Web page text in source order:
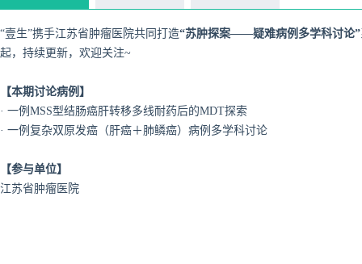
“壹生”携手江苏省肿瘤医院共同打造“苏肿探案——疑难病例多学科讨论”
起，持续更新，欢迎关注~
【本期讨论病例】
· 一例MSS型结肠癌肝转移多线耐药后的MDT探索
· 一例复杂双原发癌（肝癌＋肺鳞癌）病例多学科讨论
【参与单位】
江苏省肿瘤医院